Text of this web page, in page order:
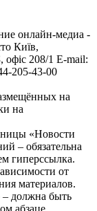
онлайн-медиа -
Київ,
208/1 E-mail:
205-43-00
на
на
«Новости
– обязательна
гиперссылка.
от
материалов.
– должна быть